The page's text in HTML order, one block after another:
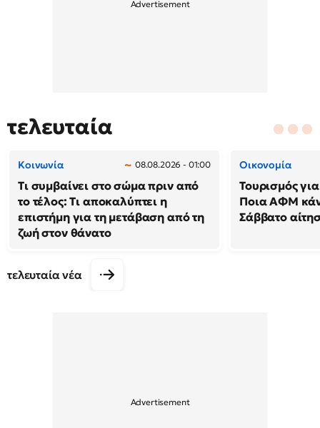
τελευταία
Κοινωνία 08.08.2026 - 01:00
Τι συμβαίνει στο σώμα πριν από
το τέλος: Τι αποκαλύπτει η
επιστήμη για τη μετάβαση από τη
ζωή στον θάνατο
Οικονομία
Τουρισμός
Ποια ΑΦΜ
Σάββατο
τελευταία νέα